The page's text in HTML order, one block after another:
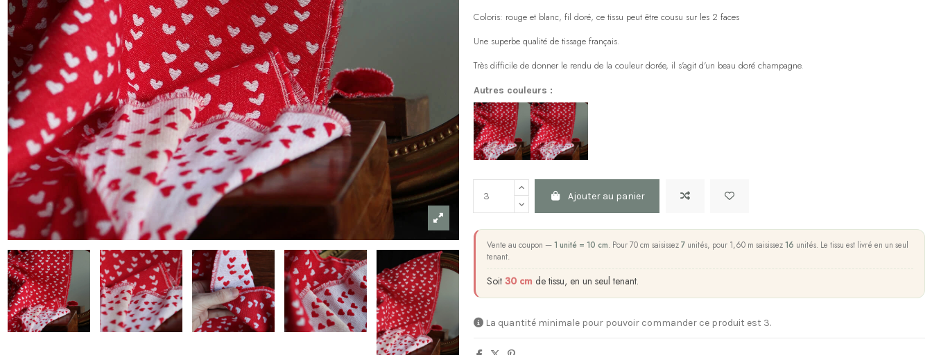
Coloris: rouge et blanc, fil doré, ce tissu peut être cousu sur les 2 faces
Une superbe qualité de tissage français.
Très difficile de donner le rendu de la couleur dorée, il s'agit d'un beau doré champagne.
Autres couleurs :
Ajouter au panier
Vente au coupon —1 unité = 10 cm. Pour 70 cm saisissez7unités, pour 1,60 m saisissez16 unités. Le tissu est livré en un seul
tenant.
Soit 30 cm de tissu, en un seul tenant.
La quantité minimale pour pouvoir commander ce produit est 3.